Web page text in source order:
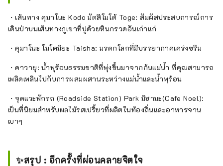
・เส้นทาง คุมาโนะ Kodo มัตสึโมโต้ Toge: สัมผัสประสบการณ์การ
เดินป่าบนเส้นทางภูเขาที่ปูด้วยหินกรวดอันเก่าแก่
・คุมาโนะ โมโตมิยะ Taisha: มรดกโลกที่มีบรรยากาศเคร่งขรึม
・คาวายุ: น้ำพุร้อนธรรมชาติที่พุ่งขึ้นมาจากก้นแม่น้ำ ที่คุณสามารถ
เพลิดเพลินไปกับการผสมผสานระหว่างแม่น้ำและน้ำพุร้อน
・จุดแวะพักรถ (Roadside Station) Park มิฮามะ(Cafe Noel):
เป็นที่นิยมสำหรับผลไม้รสเปรี้ยวที่ผลิตในท้องถิ่นและอาหารจาน
เบาๆ
✨สรุป : อีกครั้งที่ผ่อนคลายจิตใจ